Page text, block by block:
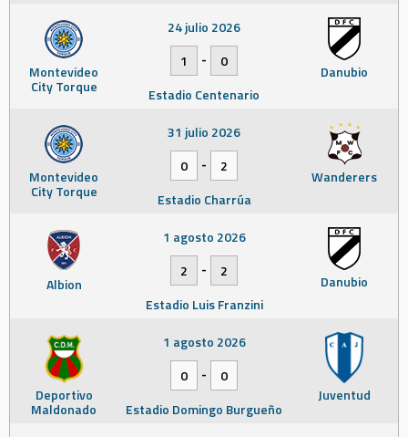
Montevideo
City Torque
Danubio
24 julio 2026
1
-
0
Estadio Centenario
Montevideo
City Torque
Wanderers
31 julio 2026
0
-
2
Estadio Charrúa
Albion Danubio
1 agosto 2026
2
-
2
Estadio Luis Franzini
Deportivo
Maldonado
Juventud
1 agosto 2026
0
-
0
Estadio Domingo Burgueño